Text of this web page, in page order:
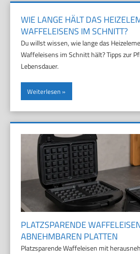
WIE LANGE HÄLT DAS
WAFFELEISENS IM SCHNITT?
Du willst wissen, wie lange das
Waffeleisens im Schnitt hält? Tipps zur
Lebensdauer.
Weiterlesen
PLATZSPARENDE
ABNEHMBAREN PLATTEN
Platzsparende Waffeleisen mit